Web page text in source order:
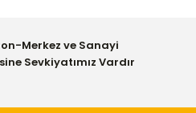
Merkez ve Sanayi
Sevkiyatımız Vardır